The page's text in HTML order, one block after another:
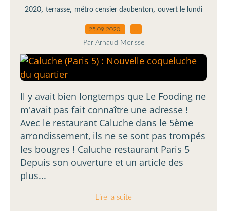
2020, terrasse, métro censier daubenton, ouvert le lundi
25.09.2020
Par Arnaud Morisse
Il y avait bien longtemps que Le Fooding ne
m'avait pas fait connaître une adresse !
Avec le restaurant Caluche dans le 5ème
arrondissement, ils ne se sont pas trompés
les bougres ! Caluche restaurant Paris 5
Depuis son ouverture et un article des
plus...
Lire la suite